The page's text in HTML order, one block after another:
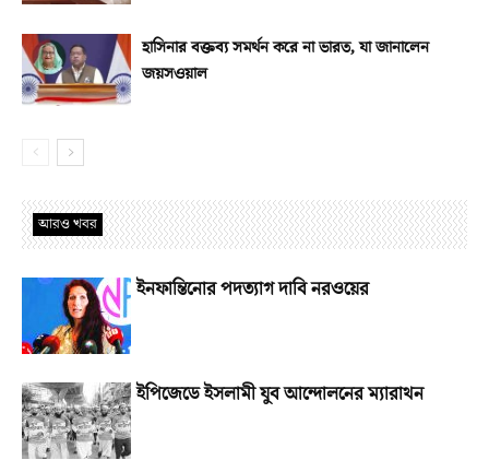
হাসিনার বক্তব্য সমর্থন করে না ভারত, যা জানালেন
জয়সওয়াল
আরও খবর
ইনফান্তিনোর পদত্যাগ দাবি নরওয়ের
ইপিজেডে ইসলামী যুব আন্দোলনের ম্যারাথন